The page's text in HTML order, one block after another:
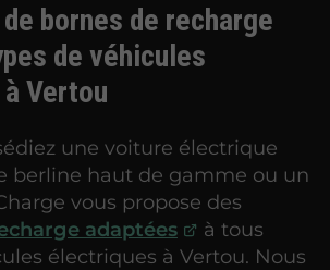
bornes de recharge
de véhicules
Vertou
une voiture électrique
berline haut de gamme ou un
vous propose des
adaptées
à tous
électriques à Vertou. Nous